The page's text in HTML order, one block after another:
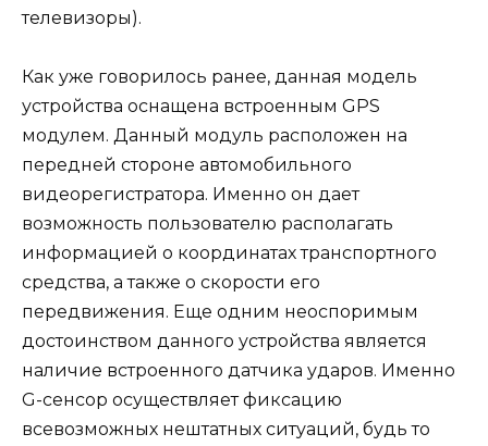
телевизоры).
Как уже говорилось ранее, данная модель
устройства оснащена встроенным GPS
модулем. Данный модуль расположен на
передней стороне автомобильного
видеорегистратора. Именно он дает
возможность пользователю располагать
информацией о координатах транспортного
средства, а также о скорости его
передвижения. Еще одним неоспоримым
достоинством данного устройства является
наличие встроенного датчика ударов. Именно
G-сенсор осуществляет фиксацию
всевозможных нештатных ситуаций, будь то